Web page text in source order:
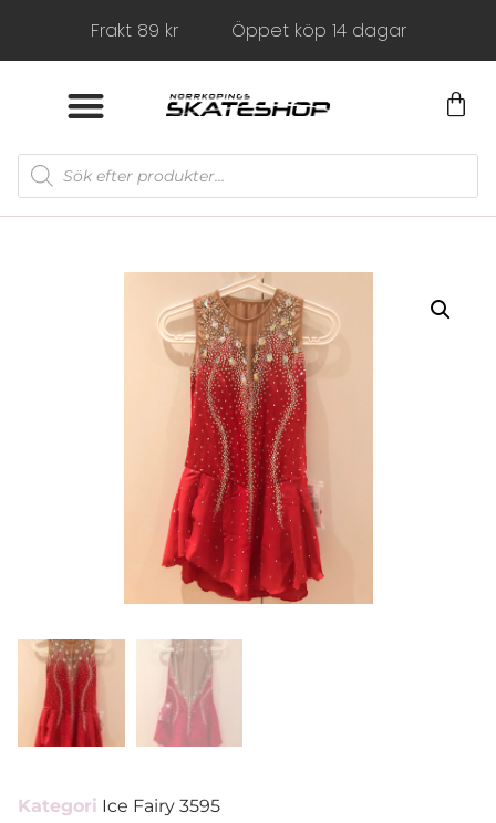
Frakt 89 kr Öppet köp 14 dagar
Kategori Ice Fairy 3595